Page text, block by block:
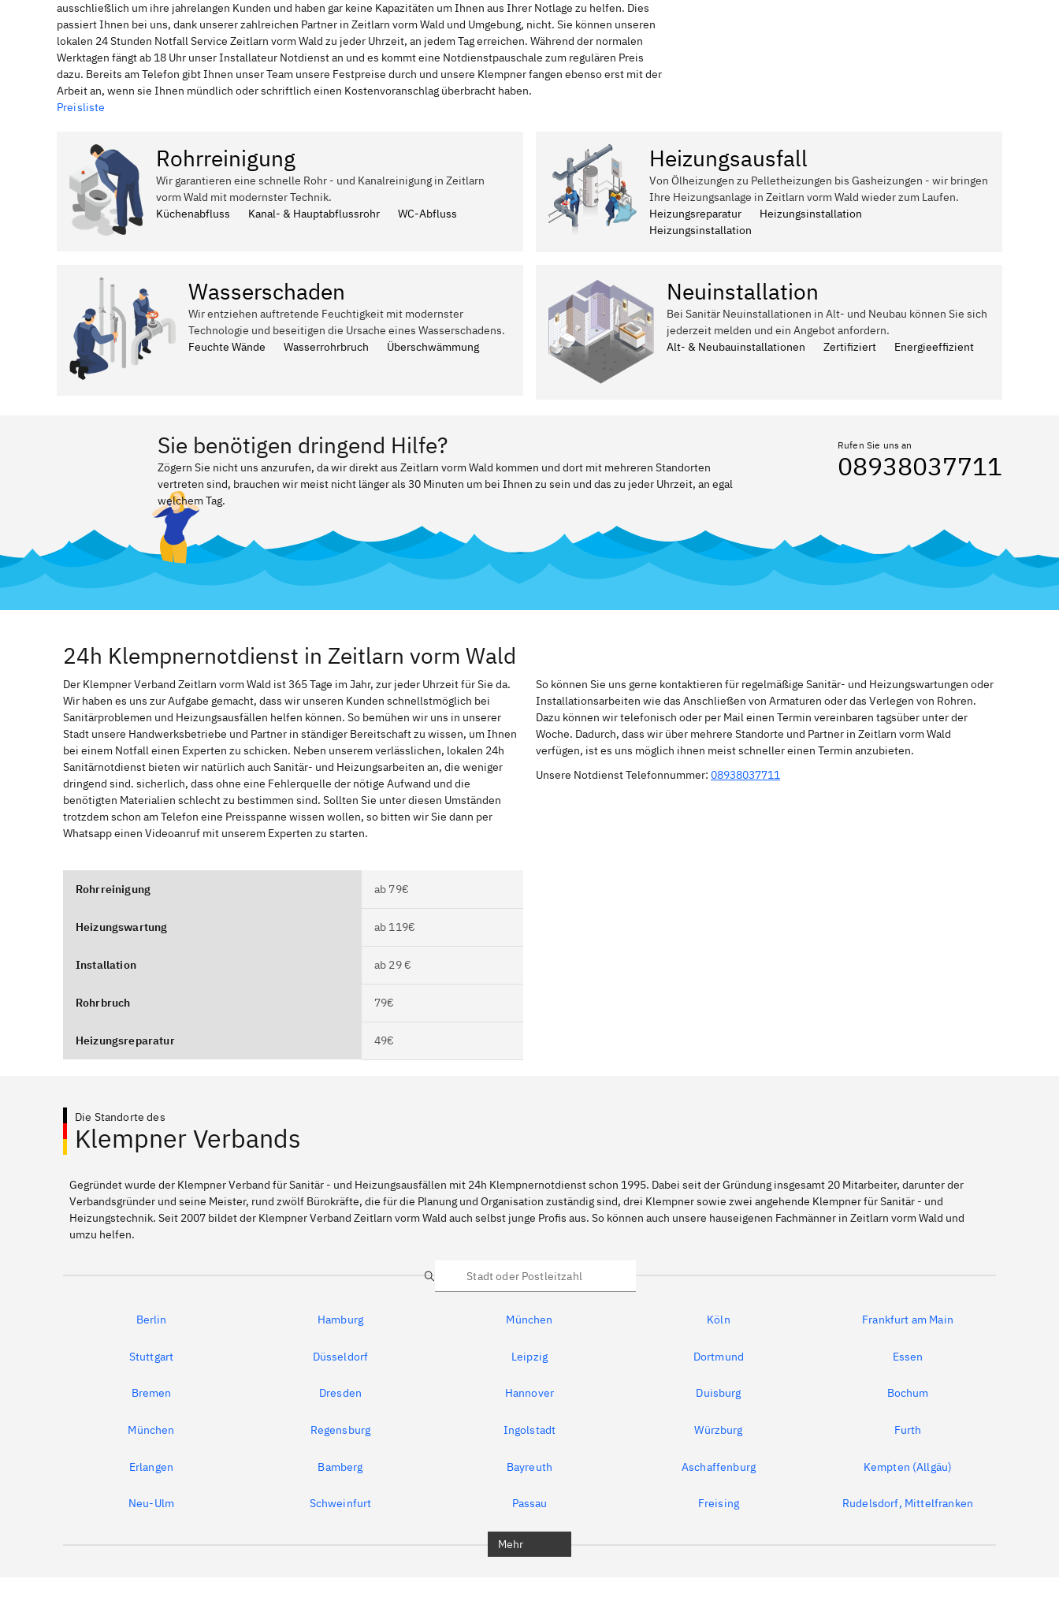
ausschließlich um ihre jahrelangen Kunden und haben gar keine Kapazitäten um Ihnen aus Ihrer Notlage zu helfen. Dies
passiert Ihnen bei uns, dank unserer zahlreichen Partner in Zeitlarn vorm Wald und Umgebung, nicht. Sie können unseren
lokalen 24 Stunden Notfall Service Zeitlarn vorm Wald zu jeder Uhrzeit, an jedem Tag erreichen. Während der normalen
Werktagen fängt ab 18 Uhr unser Installateur Notdienst an und es kommt eine Notdienstpauschale zum regulären Preis
dazu. Bereits am Telefon gibt Ihnen unser Team unsere Festpreise durch und unsere Klempner fangen ebenso erst mit der
Arbeit an, wenn sie Ihnen mündlich oder schriftlich einen Kostenvoranschlag überbracht haben.
Preisliste
Rohrreinigung
Wir garantieren eine schnelle Rohr - und Kanalreinigung in Zeitlarn
vorm Wald mit modernster Technik.
Küchenabfluss
Kanal- & Hauptabflussrohr WC-Abfluss
Heizungsausfall
Von Ölheizungen zu Pelletheizungen bis Gasheizungen - wir bringen
Ihre Heizungsanlage in Zeitlarn vorm Wald wieder zum Laufen.
Heizungsreparatur
Heizungsinstallation
Heizungsinstallation
Wasserschaden
Wir entziehen auftretende Feuchtigkeit mit modernster
Technologie und beseitigen die Ursache eines Wasserschadens.
Feuchte Wände
Wasserrohrbruch Überschwämmung
Neuinstallation
Bei Sanitär Neuinstallationen in Alt- und Neubau können Sie sich
jederzeit melden und ein Angebot anfordern.
Alt- & Neubauinstallationen
Zertifiziert Energieeffizient
Sie benötigen dringend Hilfe?
Zögern Sie nicht uns anzurufen, da wir direkt aus Zeitlarn vorm Wald kommen und dort mit mehreren Standorten
vertreten sind, brauchen wir meist nicht länger als 30 Minuten um bei Ihnen zu sein und das zu jeder Uhrzeit, an egal
welchem Tag.
Rufen Sie uns an
08938037711
24h Klempnernotdienst in Zeitlarn vorm Wald
Der Klempner Verband Zeitlarn vorm Wald ist 365 Tage im Jahr, zur jeder Uhrzeit für Sie da.
Wir haben es uns zur Aufgabe gemacht, dass wir unseren Kunden schnellstmöglich bei
Sanitärproblemen und Heizungsausfällen helfen können. So bemühen wir uns in unserer
Stadt unsere Handwerksbetriebe und Partner in ständiger Bereitschaft zu wissen, um Ihnen
bei einem Notfall einen Experten zu schicken. Neben unserem verlässlichen, lokalen 24h
Sanitärnotdienst bieten wir natürlich auch Sanitär- und Heizungsarbeiten an, die weniger
dringend sind. sicherlich, dass ohne eine Fehlerquelle der nötige Aufwand und die
benötigten Materialien schlecht zu bestimmen sind. Sollten Sie unter diesen Umständen
trotzdem schon am Telefon eine Preisspanne wissen wollen, so bitten wir Sie dann per
Whatsapp einen Videoanruf mit unserem Experten zu starten.
So können Sie uns gerne kontaktieren für regelmäßige Sanitär- und Heizungswartungen oder
Installationsarbeiten wie das Anschließen von Armaturen oder das Verlegen von Rohren.
Dazu können wir telefonisch oder per Mail einen Termin vereinbaren tagsüber unter der
Woche. Dadurch, dass wir über mehrere Standorte und Partner in Zeitlarn vorm Wald
verfügen, ist es uns möglich ihnen meist schneller einen Termin anzubieten.
Unsere Notdienst Telefonnummer: 08938037711
Rohrreinigung ab 79€
Heizungswartung ab 119€
Installation ab 29 €
Rohrbruch 79€
Heizungsreparatur 49€
Die Standorte des
Klempner Verbands
Gegründet wurde der Klempner Verband für Sanitär - und Heizungsausfällen mit 24h Klempnernotdienst schon 1995. Dabei seit der Gründung insgesamt 20 Mitarbeiter, darunter der
Verbandsgründer und seine Meister, rund zwölf Bürokräfte, die für die Planung und Organisation zuständig sind, drei Klempner sowie zwei angehende Klempner für Sanitär - und
Heizungstechnik. Seit 2007 bildet der Klempner Verband Zeitlarn vorm Wald auch selbst junge Profis aus. So können auch unsere hauseigenen Fachmänner in Zeitlarn vorm Wald und
umzu helfen.
Suche
Berlin Hamburg München Köln Frankfurt am Main
Stuttgart Düsseldorf Leipzig Dortmund Essen
Bremen Dresden Hannover Duisburg Bochum
München Regensburg Ingolstadt Würzburg Furth
Erlangen Bamberg Bayreuth Aschaffenburg Kempten (Allgäu)
Neu-Ulm Schweinfurt Passau Freising Rudelsdorf, Mittelfranken
Mehr